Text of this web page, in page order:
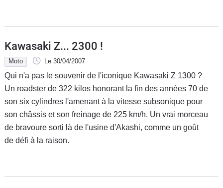
Kawasaki Z... 2300 !
Moto Le 30/04/2007
Qui n'a pas le souvenir de l'iconique Kawasaki Z 1300 ?
Un roadster de 322 kilos honorant la fin des années 70 de
son six cylindres l'amenant à la vitesse subsonique pour
son châssis et son freinage de 225 km/h. Un vrai morceau
de bravoure sorti là de l'usine d'Akashi, comme un goût
de défi à la raison.